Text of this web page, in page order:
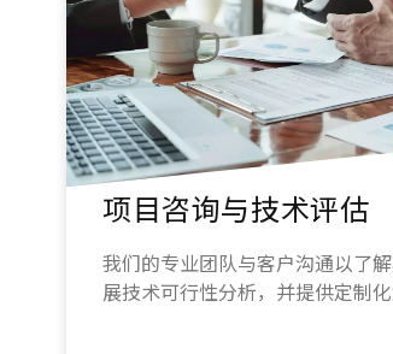
初步设计方案
根据项目参数，我们绘制结构图
清单，明确施工流程与质量标准。